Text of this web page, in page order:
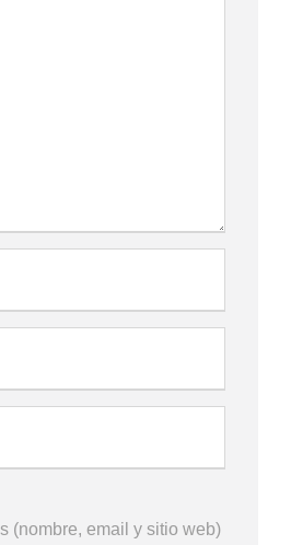
(nombre, email y sitio web)